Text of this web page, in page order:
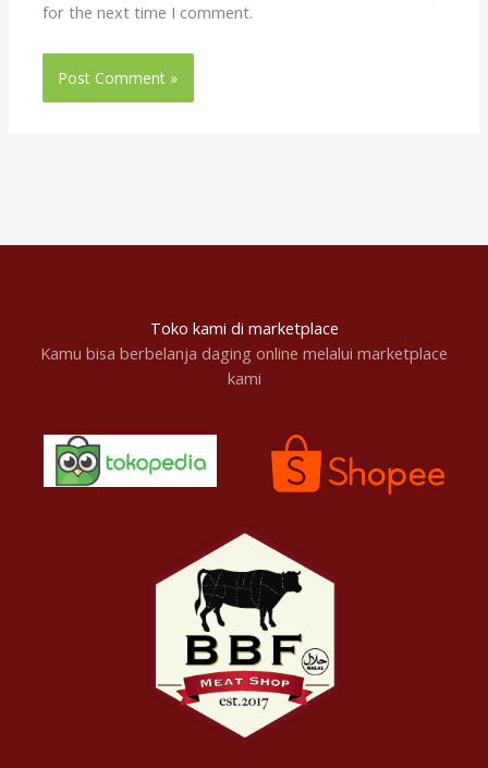
for the next time I comment.
Toko kami di marketplace
Kamu bisa berbelanja daging online melalui marketplace
kami